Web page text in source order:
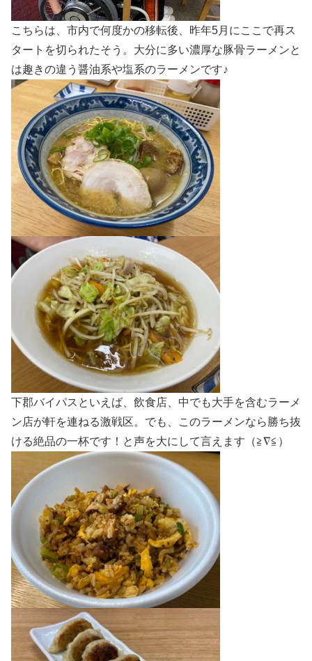
こちらは、市内で何度かの移転後、昨年5月にここで再ス
タートを切られたそう。大分に多い濃厚な豚骨ラーメンと
は趣きの違う醤油系や塩系のラーメンです♪
下郡バイパスといえば、飲食店、中でも大手を含むラーメ
ン店が軒を連ねる激戦区。でも、このラーメンなら勝ち抜
ける絶品の一杯です！と声を大にして言えます（≧∇≦）